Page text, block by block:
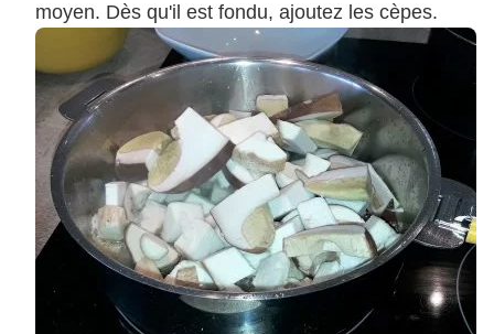
moyen. Dès qu'il est fondu, ajoutez les cèpes.